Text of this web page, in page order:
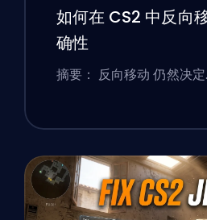
如何在 CS2 中反向
确性
摘要： 反向移动 仍然决